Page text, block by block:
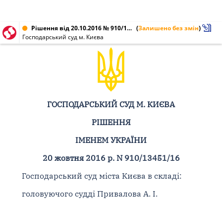
Рішення від 20.10.2016 № 910/13451/16 (Залишено без змін)
Господарський суд м. Києва
ГОСПОДАРСЬКИЙ СУД М. КИЄВА
РІШЕННЯ
ІМЕНЕМ УКРАЇНИ
20 жовтня 2016 р. N 910/13451/16
Господарський суд міста Києва в складі:
головуючого судді Привалова А. І.